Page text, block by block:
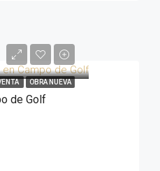
OBRA NUEVA
de Golf